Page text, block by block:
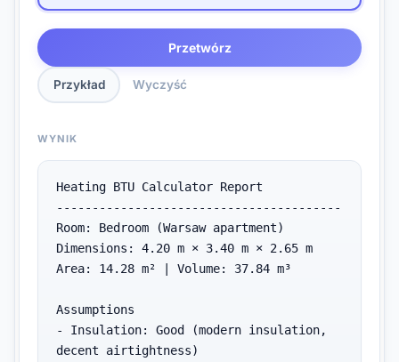
Przetwórz
Przykład Wyczyść
WYNIK
Heating BTU Calculator Report
----------------------------------------
Room: Bedroom (Warsaw apartment)
Dimensions: 4.20 m × 3.40 m × 2.65 m
Area: 14.28 m² | Volume: 37.84 m³
Assumptions
- Insulation: Good (modern insulation,
decent airtightness)